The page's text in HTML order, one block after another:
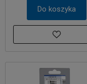
Do koszyka